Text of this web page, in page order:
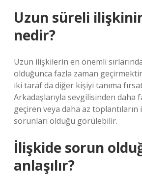
Uzun süreli
nedir?
Uzun ilişkilerin en önemli
olduğunca fazla zaman
iki taraf da diğer kişiyi tanıma
Arkadaşlarıyla sevgilisinden daha
geçiren veya daha az toplantıların
sorunları olduğu görülebilir.
İlişkide sorun
anlaşılır?